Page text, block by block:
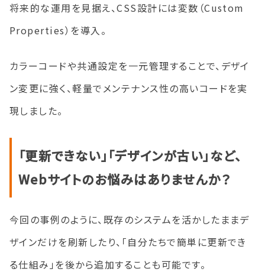
将来的な運用を見据え、CSS設計には変数（Custom
Properties）を導入。
カラーコードや共通設定を一元管理することで、デザイ
ン変更に強く、軽量でメンテナンス性の高いコードを実
現しました。
「更新できない」「デザインが古い」など、
Webサイトのお悩みはありませんか？
今回の事例のように、既存のシステムを活かしたままデ
ザインだけを刷新したり、「自分たちで簡単に更新でき
る仕組み」を後から追加することも可能です。